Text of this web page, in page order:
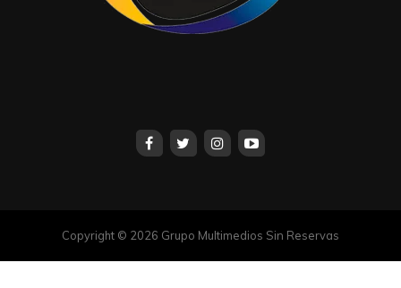
Copyright © 2026 Grupo Multimedios Sin Reservas